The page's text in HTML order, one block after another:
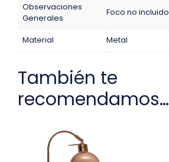
Observaciones
Generales
Foco no incluido
Material Metal
También te
recomendamos…